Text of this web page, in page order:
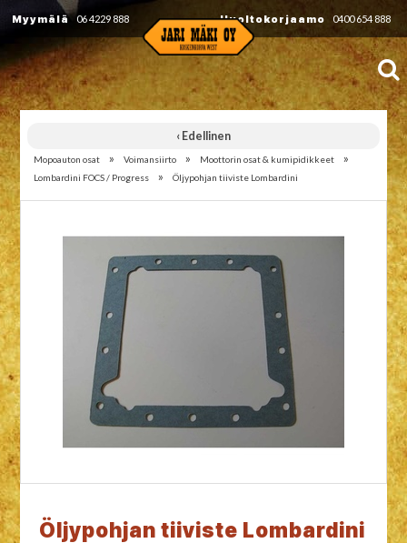
Myymälä 06 4229 888 Huoltokorjaamo 0400 654 888
‹ Edellinen
Mopoauton osat » Voimansiirto » Moottorin osat & kumipidikkeet »
Lombardini FOCS / Progress » Öljypohjan tiiviste Lombardini
Öljypohjan tiiviste Lombardini